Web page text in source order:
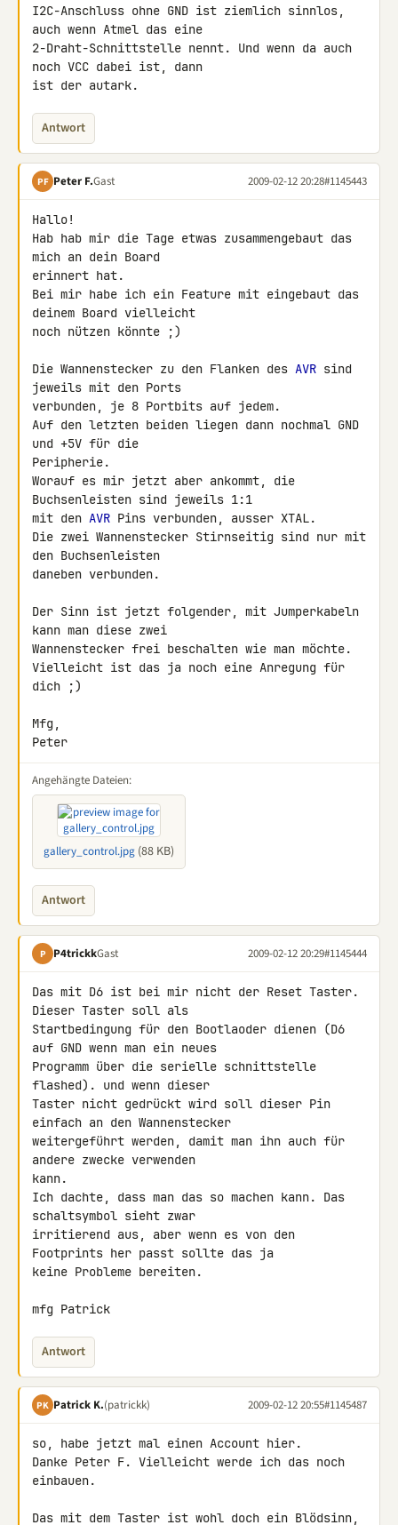
I2C-Anschluss ohne GND ist ziemlich sinnlos,
auch wenn Atmel das eine
2-Draht-Schnittstelle nennt. Und wenn da auch
noch VCC dabei ist, dann
ist der autark.
Antwort
PF Peter F.Gast 2009-02-12 20:28#1145443
Hallo!
Hab hab mir die Tage etwas zusammengebaut das
mich an dein Board
erinnert hat.
Bei mir habe ich ein Feature mit eingebaut das
deinem Board vielleicht
noch nützen könnte ;)
Die Wannenstecker zu den Flanken des AVR sind
jeweils mit den Ports
verbunden, je 8 Portbits auf jedem.
Auf den letzten beiden liegen dann nochmal GND
und +5V für die
Peripherie.
Worauf es mir jetzt aber ankommt, die
Buchsenleisten sind jeweils 1:1
mit den AVR Pins verbunden, ausser XTAL.
Die zwei Wannenstecker Stirnseitig sind nur mit
den Buchsenleisten
daneben verbunden.
Der Sinn ist jetzt folgender, mit Jumperkabeln
kann man diese zwei
Wannenstecker frei beschalten wie man möchte.
Vielleicht ist das ja noch eine Anregung für
dich ;)
Mfg,
Peter
Angehängte Dateien:
gallery_control.jpg (88 KB)
Antwort
P P4trickkGast 2009-02-12 20:29#1145444
Das mit D6 ist bei mir nicht der Reset Taster.
Dieser Taster soll als
Startbedingung für den Bootlaoder dienen (D6
auf GND wenn man ein neues
Programm über die serielle schnittstelle
flashed). und wenn dieser
Taster nicht gedrückt wird soll dieser Pin
einfach an den Wannenstecker
weitergeführt werden, damit man ihn auch für
andere zwecke verwenden
kann.
Ich dachte, dass man das so machen kann. Das
schaltsymbol sieht zwar
irritierend aus, aber wenn es von den
Footprints her passt sollte das ja
keine Probleme bereiten.
mfg Patrick
Antwort
PK Patrick K.(patrickk) 2009-02-12 20:55#1145487
so, habe jetzt mal einen Account hier.
Danke Peter F. Vielleicht werde ich das noch
einbauen.
Das mit dem Taster ist wohl doch ein Blödsinn,